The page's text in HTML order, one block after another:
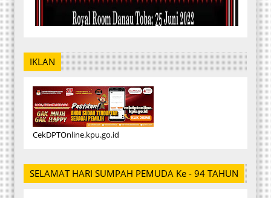
IKLAN
CekDPTOnline.kpu.go.id
SELAMAT HARI SUMPAH PEMUDA Ke - 94 TAHUN